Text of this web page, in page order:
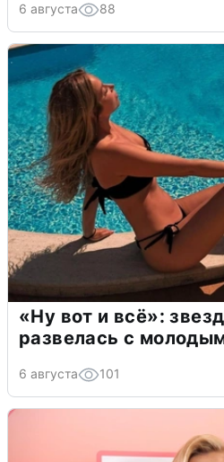
6 августа 88
«Ну вот и всё»:
развелась с
6 августа 101